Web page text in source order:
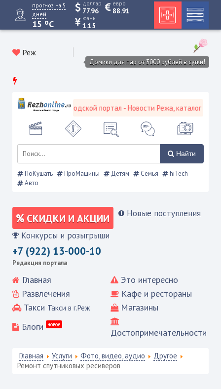
прогноз на 5
дней
15 oC
доллар
77.96
евро
88.91
юань
1.15
Реж
Домики для пар от 3000 рублей в сутки!
Режевской городской портал - Новости Режа, каталог
Найти
ПоКушать ПроМашины Детям Семья
hiTech
Авто
СКИДКИ И АКЦИИ Новые поступления
Конкурсы и розыгрыши
+7 (922) 13-000-10
Редакция портала
Главная
Это интересно
Развлечения
Кафе и рестораны
Такси Такси в г.Реж
Магазины
Блоги
новое
Достопримечательности
Главная Услуги Фото, видео, аудио
Другое
Ремонт спутниковых ресиверов